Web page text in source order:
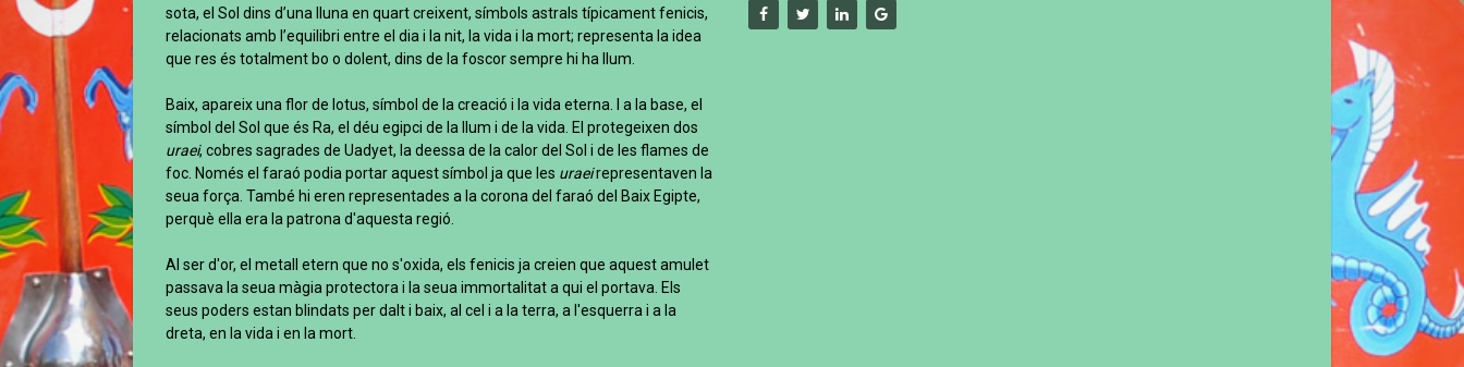
sota, el Sol dins d’una lluna en quart creixent, símbols astrals típicament fenicis,
relacionats amb l’equilibri entre el dia i la nit, la vida i la mort; representa la idea
que res és totalment bo o dolent, dins de la foscor sempre hi ha llum.
Baix, apareix una flor de lotus, símbol de la creació i la vida eterna. I a la base, el
símbol del Sol que és Ra, el déu egipci de la llum i de la vida. El protegeixen dos
uraei, cobres sagrades de Uadyet, la deessa de la calor del Sol i de les flames de
foc. Només el faraó podia portar aquest símbol ja que les uraeirepresentaven la
seua força. També hi eren representades a la corona del faraó del Baix Egipte,
perquè ella era la patrona d'aquesta regió.
Al ser d'or, el metall etern que no s'oxida, els fenicis ja creien que aquest amulet
passava la seua màgia protectora i la seua immortalitat a qui el portava. Els
seus poders estan blindats per dalt i baix, al cel i a la terra, a l'esquerra i a la
dreta, en la vida i en la mort.